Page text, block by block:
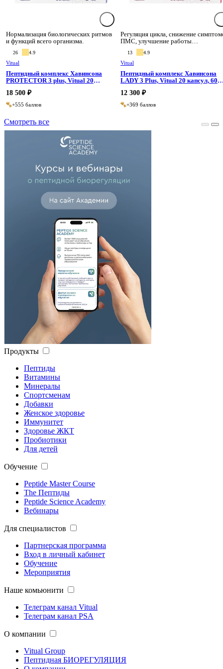
Смотреть все
Нормализация биологических ритмов
и функций всего организма.
26 4.9
Vitual
Пептидный комплекс Хавинсона
PROTECTOR 3 plus, Vitual 20
18 500 ₽
+555 баллов
Регуляция цикла, снижение
ПМС, улучшение работы
репродуктивной системы.
13 4.9
Vitual
Пептидный комплекс Хавинсона
LADY 3 Plus, Vitual 20 капсул, 60
12 300 ₽
+369 баллов
Продукты
Пептиды
Витамины
Минералы
Спортсменам
Добавки
Женское здоровье
Иммунитет
Здоровье ЖКТ
Пробиотики
Для детей
Обучение
Peptide Master Course
The Пептиды
Peptide Science Academy
Вебинары
Для специалистов
Партнерская программа
Вход в личный кабинет
Обучение
Мероприятия
Наше комьюнити
Телеграм канал Vitual
Телеграм канал PSA
О компании
Vitual Group
Пептидная БИОРЕГУЛЯЦИЯ